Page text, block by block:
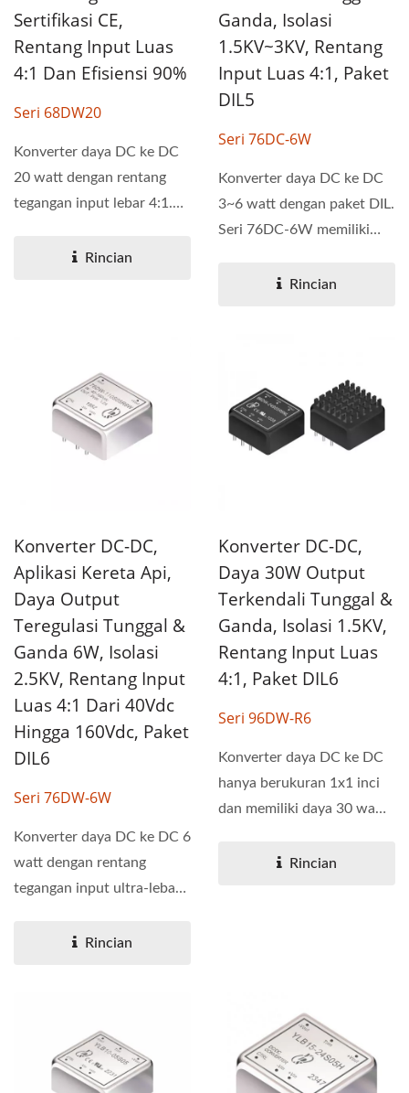
Sertifikasi CE,
Rentang Input Luas
4:1 Dan Efisiensi 90%
Seri 68DW20
Konverter daya DC ke DC
20 watt dengan rentang
tegangan input lebar 4:1.
Rincian
Ganda, Isolasi
1.5KV~3KV, Rentang
Input Luas 4:1, Paket
DIL5
Seri 76DC-6W
Konverter daya DC ke DC
3~6 watt dengan paket DIL.
Seri 76DC-6W memiliki
1.5KV&3KV...Rincian
Konverter DC-DC,
Aplikasi Kereta Api,
Daya Output
Teregulasi Tunggal &
Ganda 6W, Isolasi
2.5KV, Rentang Input
Luas 4:1 Dari 40Vdc
Hingga 160Vdc, Paket
DIL6
Seri 76DW-6W
Konverter daya DC ke DC 6
watt dengan rentang
tegangan input ultra-lebar
160Vdc....
Rincian
Konverter DC-DC,
Daya 30W Output
Terkendali Tunggal &
Ganda, Isolasi 1.5KV,
Rentang Input Luas
4:1, Paket DIL6
Seri 96DW-R6
Konverter daya DC ke DC
hanya berukuran 1x1 inci
dan memiliki daya 30 watt.
Rincian